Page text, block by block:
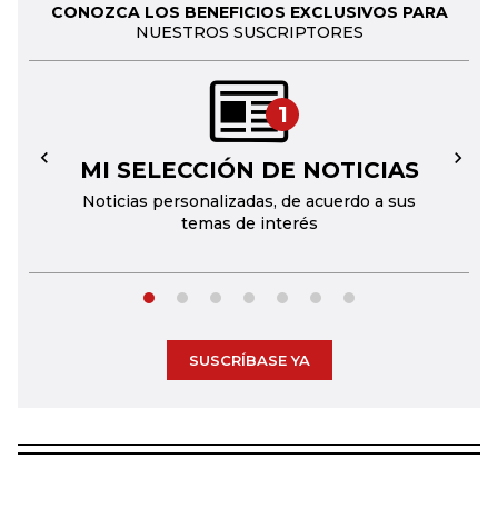
CONOZCA LOS BENEFICIOS EXCLUSIVOS PARA
NUESTROS SUSCRIPTORES
1
MI SELECCIÓN DE NOTICIAS
Noticias personalizadas, de acuerdo a sus
temas de interés
← →
SUSCRÍBASE YA